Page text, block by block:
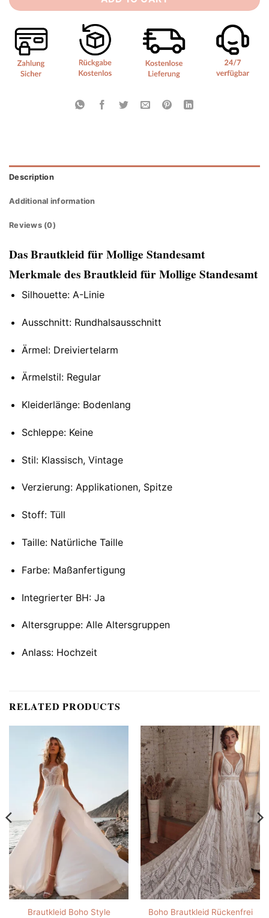
Description
Additional information
Reviews (0)
Das Brautkleid für Mollige Standesamt
Merkmale des Brautkleid für Mollige Standesamt
Silhouette: A-Linie
Ausschnitt: Rundhalsausschnitt
Ärmel: Dreiviertelarm
Ärmelstil: Regular
Kleiderlänge: Bodenlang
Schleppe: Keine
Stil: Klassisch, Vintage
Verzierung: Applikationen, Spitze
Stoff: Tüll
Taille: Natürliche Taille
Farbe: Maßanfertigung
Integrierter BH: Ja
Altersgruppe: Alle Altersgruppen
Anlass: Hochzeit
RELATED PRODUCTS
Brautkleid Boho Style Boho Brautkleid Rückenfrei